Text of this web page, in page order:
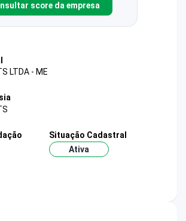
score da empresa
LTDA - ME
Situação Cadastral
Ativa